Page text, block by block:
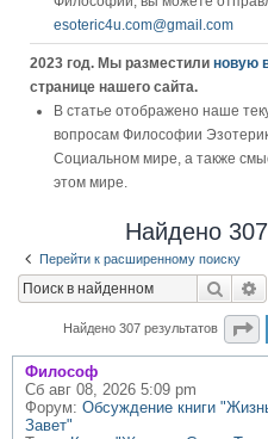
esoteric4u.com@gmail.com
2023 год. Мы разместили новую
странице нашего сайта.
В статье отображено наше
вопросам Философии
Социальном мире, а также
этом мире.
Найдено 307
Перейти к расширенному поиску
Поиск
Найдено 307 результатов
Философ
Сб авг 08, 2026 5:09 pm
Форум: Обсуждение книги
Завет"